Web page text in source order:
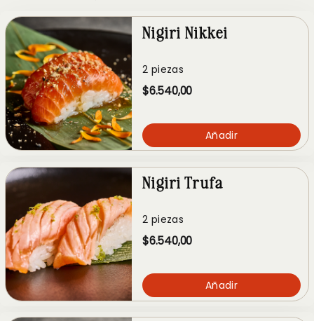
Nigiri Nikkei
2 piezas
$6.540,00
Añadir
Nigiri Trufa
2 piezas
$6.540,00
Añadir